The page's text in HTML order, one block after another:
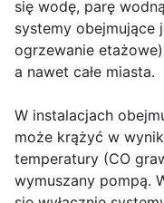
się wodę, parę
systemy obejmujące
ogrzewanie
a nawet całe miasta.
W instalacjach
może krążyć w
temperatury (CO
wymuszany pompą.